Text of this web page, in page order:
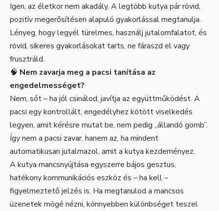
Igen, az életkor nem akadály. A legtöbb kutya pár rövid,
pozitív megerősítésen alapuló gyakorlással megtanulja.
Lényeg, hogy legyél türelmes, használj jutalomfalatot, és
rövid, sikeres gyakorlásokat tarts, ne fáraszd el vagy
frusztráld.
🧠 Nem zavarja meg a pacsi tanítása az
engedelmességet?
Nem, sőt – ha jól csinálod, javítja az együttműködést. A
pacsi egy kontrollált, engedélyhez kötött viselkedés
legyen, amit kérésre mutat be, nem pedig „állandó gomb”.
Így nem a pacsi zavar, hanem az, ha mindent
automatikusan jutalmazol, amit a kutya kezdeményez.
A kutya mancsnyújtása egyszerre bájos gesztus,
hatékony kommunikációs eszköz és – ha kell –
figyelmeztető jelzés is. Ha megtanulod a mancsos
üzenetek mögé nézni, könnyebben különbséget teszel